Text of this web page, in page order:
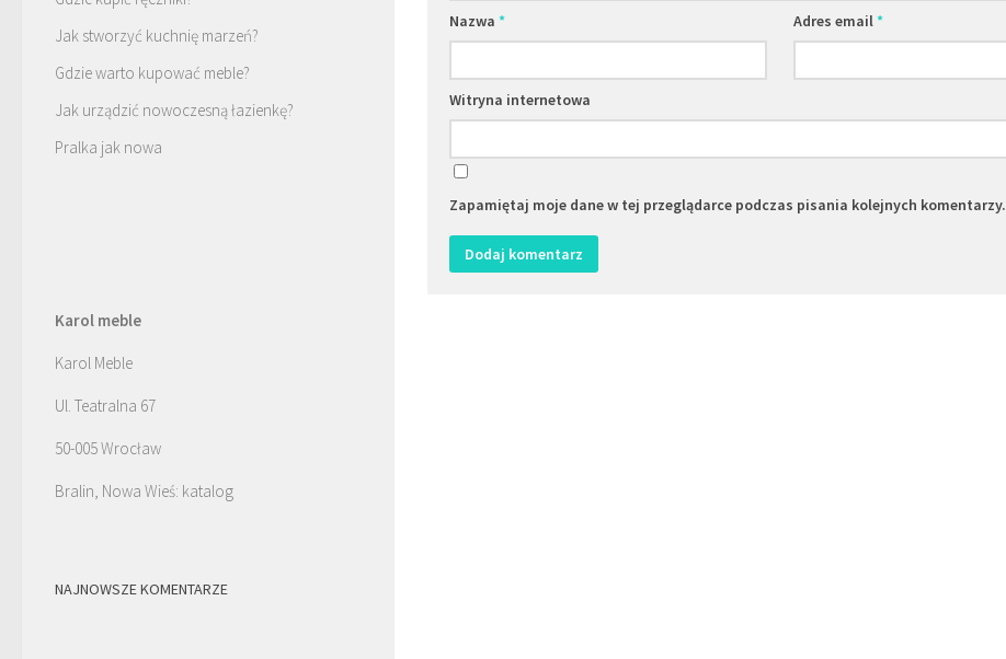
Nazwa * Adres email*
Witryna internetowa
Zapamiętaj moje dane w tej przeglądarce podczas pisania kolejnych komentarzy.
Jak stworzyć kuchnię marzeń?
Gdzie warto kupować meble?
Jak urządzić nowoczesną łazienkę?
Pralka jak nowa
Karol meble
Karol Meble
Ul. Teatralna 67
50-005 Wrocław
Bralin, Nowa Wieś: katalog
NAJNOWSZE KOMENTARZE